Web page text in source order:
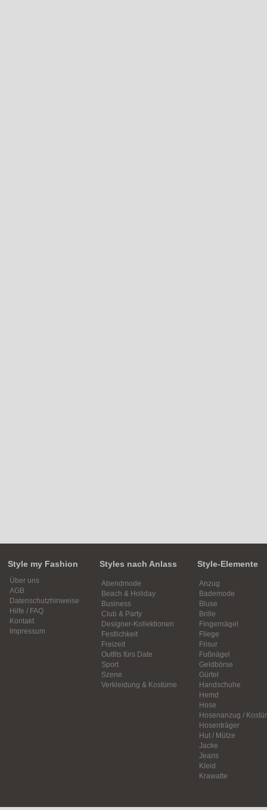
Style my Fashion
Über uns
AGB
Datenschutzhinweise
Hilfe / FAQ
Kontakt
Impressum
Styles nach Anlass
Abendmode
Beach & Holiday
Business
Club & Party
Designer-Kollektionen
Festlichkeit
Freizeit
Outfits fürs Date
Sport
Szene
Verkleidung & Kostüme
Style-Elemente
Anzug
Bademode
Bluse
Brille
Fingernägel
Fliege
Frisur
Fußnägel
Geldbörse
Gürtel
Handschuhe
Hemd
Hose
Hosenanzug /
Hosenträger
Hut / Mütze
Jacke
Jeans
Kleid
Krawatte